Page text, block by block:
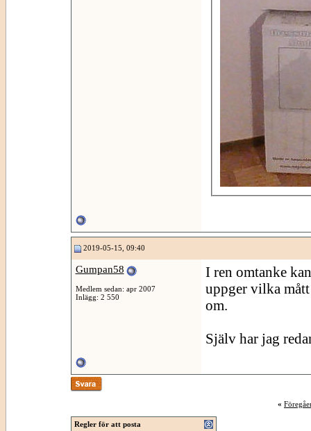
2019-05-15, 09:40
Gumpan58
Medlem sedan: apr 2007
Inlägg: 2 550
I ren omtanke
uppger vilka
om.
Själv har jag
«
Regler för att posta